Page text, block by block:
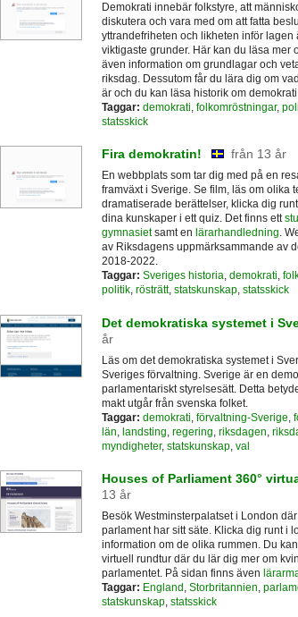
Demokrati innebär folkstyre, att
diskutera och vara med om att fatta
yttrandefriheten och likheten inför lagen
viktigaste grunder. Här kan du läsa mer
även information om grundlagar och
riksdag. Dessutom får du lära dig om
är och du kan läsa historik om
Taggar: demokrati, folkomröstningar,
statsskick
Fira demokratin! från 13 år
En webbplats som tar dig med på en
framväxt i Sverige. Se film, läs om olika
dramatiserade berättelser, klicka dig
dina kunskaper i ett quiz. Det finns ett
gymnasietsamt en lärarhandledning.
av Riksdagens uppmärksammande av
2018-2022.
Taggar: Sveriges historia, demokrati,
politik, rösträtt, statskunskap, statsskick
Det demokratiska systemet i
år
Läs om det demokratiska systemet i
Sveriges förvaltning. Sverige är en
parlamentariskt styrelsesätt. Detta
makt utgår från svenska folket.
Taggar: demokrati, förvaltning-Sverige,
län, landsting, regering, riksdagen,
myndigheter, statskunskap, val
Houses of Parliament 360°
13 år
Besök Westminsterpalatset i London
parlament har sitt säte. Klicka dig runt i
information om de olika rummen. Du
virtuell rundtur där du lär dig mer om
parlamentet. På sidan finns även
Taggar: England , Storbritannien,
statskunskap, statsskick